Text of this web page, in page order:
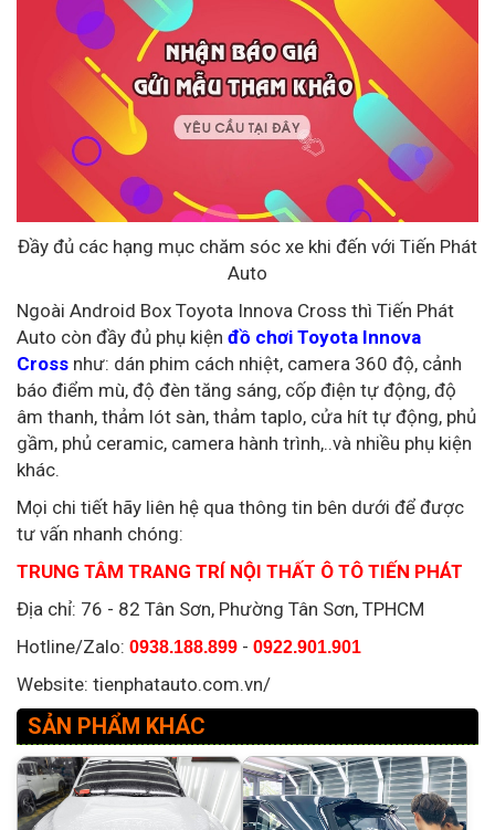
Đầy đủ các hạng mục chăm sóc xe khi đến với Tiến Phát
Auto
Ngoài Android Box Toyota Innova Cross thì Tiến Phát
Auto còn đầy đủ phụ kiện đồ chơi Toyota Innova
Cross như: dán phim cách nhiệt, camera 360 độ, cảnh
báo điểm mù, độ đèn tăng sáng, cốp điện tự động, độ
âm thanh, thảm lót sàn, thảm taplo, cửa hít tự động, phủ
gầm, phủ ceramic, camera hành trình,..và nhiều phụ kiện
khác.
Mọi chi tiết hãy liên hệ qua thông tin bên dưới để được
tư vấn nhanh chóng:
TRUNG TÂM TRANG TRÍ NỘI THẤT Ô TÔ TIẾN PHÁT
Địa chỉ: 76 - 82 Tân Sơn, Phường Tân Sơn, TPHCM
Hotline/Zalo: 0938.188.899 - 0922.901.901
Website: tienphatauto.com.vn/
SẢN PHẨM KHÁC